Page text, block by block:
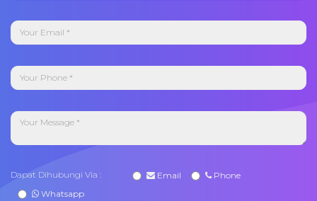
Dapat Dihubungi Via : Email
Phone
Whatsapp